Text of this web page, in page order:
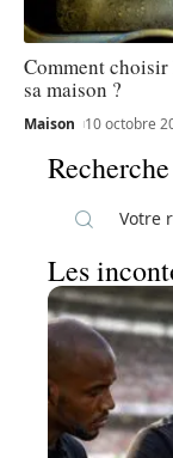
Comment
sa maison ?
Maison 10 octobre
Recherche
Les